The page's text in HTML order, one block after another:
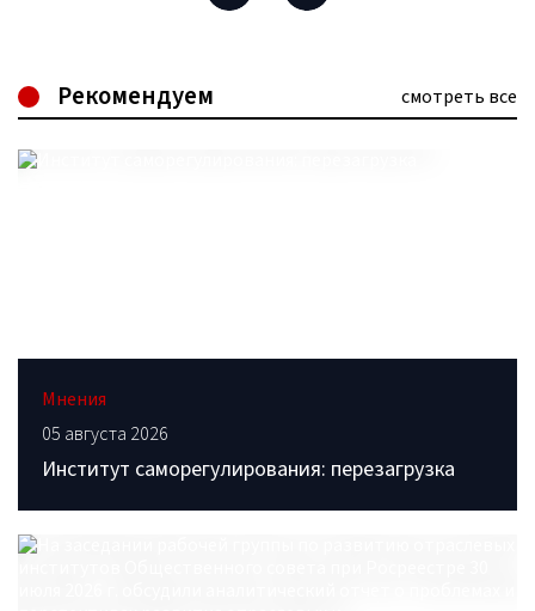
Рекомендуем смотреть все
Мнения
05 августа 2026
Институт саморегулирования: перезагрузка